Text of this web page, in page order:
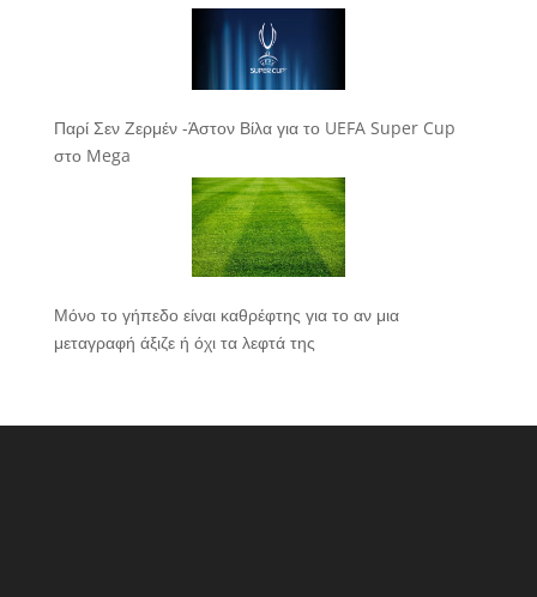
Παρί Σεν Ζερμέν -Άστον Βίλα για το UEFA Super Cup
στο Mega
Μόνο το γήπεδο είναι καθρέφτης για το αν μια
μεταγραφή άξιζε ή όχι τα λεφτά της